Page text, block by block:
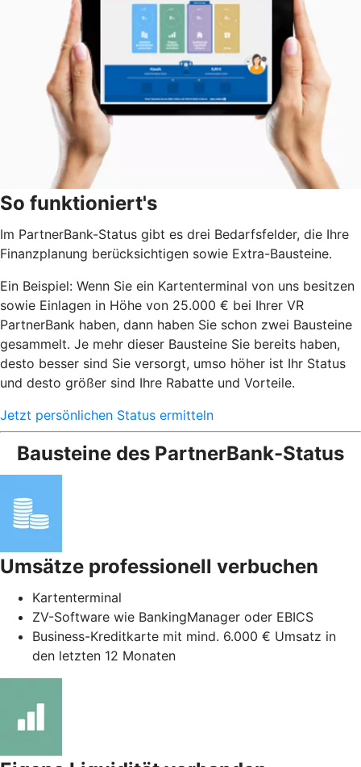
So funktioniert's
Im PartnerBank-Status gibt es drei Bedarfsfelder, die Ihre
Finanzplanung berücksichtigen sowie Extra-Bausteine.
Ein Beispiel: Wenn Sie ein Kartenterminal von uns besitzen
sowie Einlagen in Höhe von 25.000 € bei Ihrer VR
PartnerBank haben, dann haben Sie schon zwei Bausteine
gesammelt. Je mehr dieser Bausteine Sie bereits haben,
desto besser sind Sie versorgt, umso höher ist Ihr Status
und desto größer sind Ihre Rabatte und Vorteile.
Jetzt persönlichen Status ermitteln
Bausteine des PartnerBank-Status
Umsätze professionell verbuchen
Kartenterminal
ZV-Software wie BankingManager oder EBICS
Business-Kreditkarte mit mind. 6.000 € Umsatz in
den letzten 12 Monaten